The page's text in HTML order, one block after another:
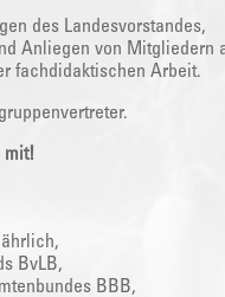
des Landesvorstandes,
Anliegen von Mitgliedern
fachdidaktischen Arbeit.
mit!
BvLB,
BBB,